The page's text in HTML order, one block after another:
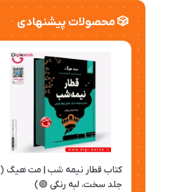
🎲 محصولات پیشنهادی
کتاب قطار نیمه شب | مت هیگ (
جلد سخت، لبه رنگی 🟢)